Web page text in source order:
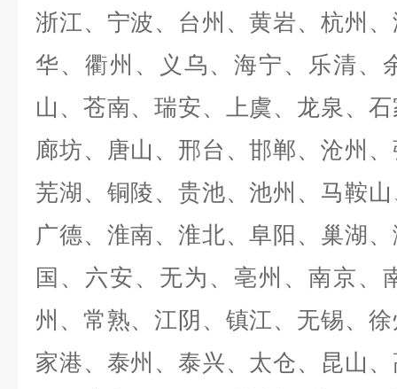
浙江、宁波、台州、黄岩、杭州
华、衢州、义乌、海宁、乐清、
山、苍南、瑞安、上虞、龙泉、
廊坊、唐山、邢台、邯郸、沧州
芜湖、铜陵、贵池、池州、马鞍
广德、淮南、淮北、阜阳、巢湖
国、六安、无为、亳州、南京、
州、常熟、江阴、镇江、无锡、
家港、泰州、泰兴、太仓、昆山